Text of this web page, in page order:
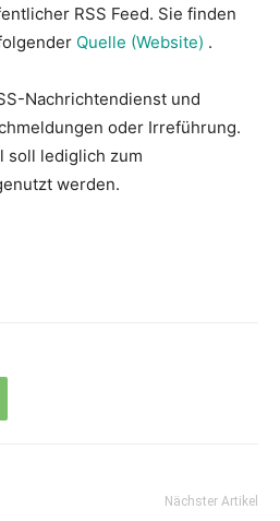
RSS Feed. Sie finden
Quelle (Website) .
Nachrichtendienst und
oder Irreführung.
soll lediglich zum
werden.
Nächster Artikel